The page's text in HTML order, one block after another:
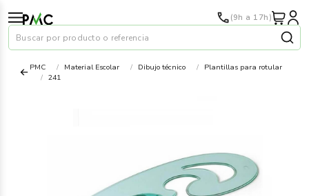
›
(9h a 17h)
Buscar por producto o referencia
PMC Material Escolar Dibujo técnico
Plantillas para rotular
241